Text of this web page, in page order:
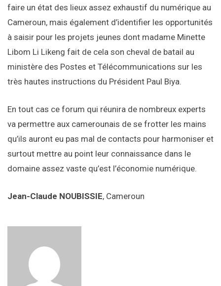
faire un état des lieux assez exhaustif du numérique au
Cameroun, mais également d’identifier les opportunités
à saisir pour les projets jeunes dont madame Minette
Libom Li Likeng fait de cela son cheval de batail au
ministère des Postes et Télécommunications sur les
très hautes instructions du Président Paul Biya.
En tout cas ce forum qui réunira de nombreux experts
va permettre aux camerounais de se frotter les mains
qu’ils auront eu pas mal de contacts pour harmoniser et
surtout mettre au point leur connaissance dans le
domaine assez vaste qu’est l’économie numérique.
Jean-Claude NOUBISSIE, Cameroun